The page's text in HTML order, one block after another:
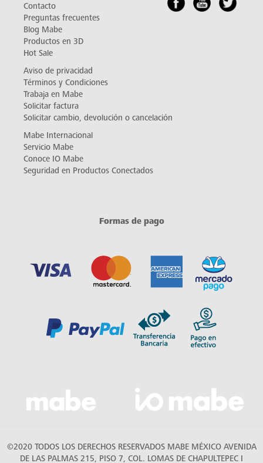
Contacto
Preguntas frecuentes
Blog Mabe
Productos en 3D
Hot Sale
Aviso de privacidad
Términos y Condiciones
Trabaja en Mabe
Solicitar factura
Solicitar cambio, devolución o cancelación
Mabe Internacional
Servicio Mabe
Conoce IO Mabe
Seguridad en Productos Conectados
Formas de pago
©2020 TODOS LOS DERECHOS RESERVADOS MABE MÉXICO AVENIDA
DE LAS PALMAS 215, PISO 7, COL. LOMAS DE CHAPULTEPEC I